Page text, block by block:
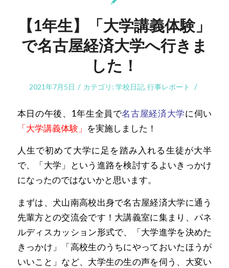
【1年生】「大学講義体験」
で名古屋経済大学へ行きま
した！
2021年7月5日 / カテゴリ: 学校日記, 行事レポート /
本日の午後、1年生全員で名古屋経済大学に伺い
「大学講義体験」 を実施しました！
人生で初めて大学に足を踏み入れる生徒が大半
で、「大学」という進路を検討するよいきっかけ
になったのではないかと思います。
まずは、犬山南高校出身で名古屋経済大学に通う
先輩方との交流会です！大講義室に集まり、パネ
ルディスカッション形式で、「大学進学を決めた
きっかけ」「高校生のうちにやっておいたほうが
いいこと」など、大学生の生の声を伺う、大変い